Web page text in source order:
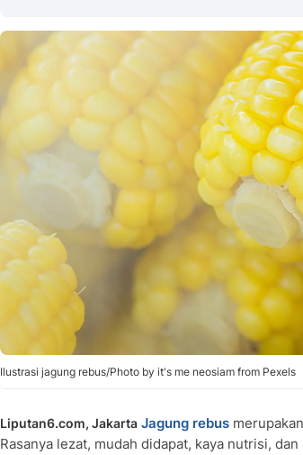
Ilustrasi jagung rebus/Photo by it's me neosiam from Pexels
Liputan6.com, Jakarta Jagung rebus
Rasanya lezat, mudah didapat, kaya nutrisi,